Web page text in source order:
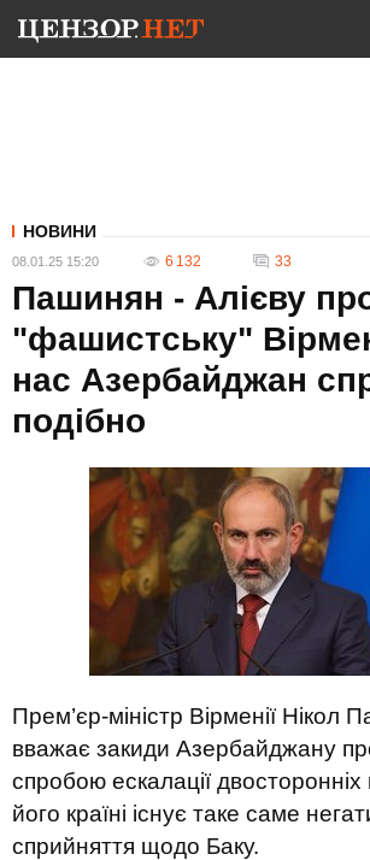
НОВИНИ
08.01.25 15:20 6 132 33
Пашинян - Алієву
"фашистську"
нас Азербайджан
подібно
Прем’єр-міністр Вірменії Нікол
вважає закиди Азербайджану
спробою ескалації двосторонніх
його країні існує таке саме
сприйняття щодо Баку.